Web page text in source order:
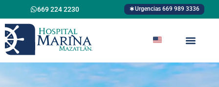
669 224 2230 Urgencias 669 989 3336